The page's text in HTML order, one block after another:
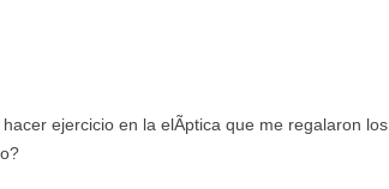
ejercicio en la elÃ­ptica que me regalaron los